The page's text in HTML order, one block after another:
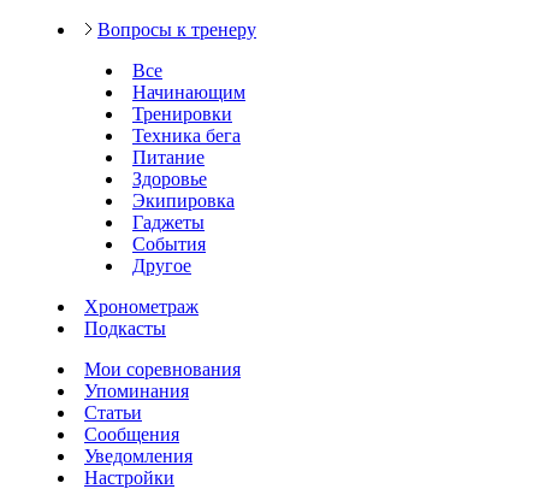
Вопросы к тренеру
Все
Начинающим
Тренировки
Техника бега
Питание
Здоровье
Экипировка
Гаджеты
События
Другое
Хронометраж
Подкасты
Мои соревнования
Упоминания
Статьи
Сообщения
Уведомления
Настройки